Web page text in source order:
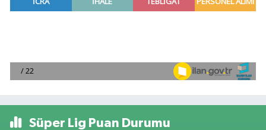
Süper Lig Puan Durumu